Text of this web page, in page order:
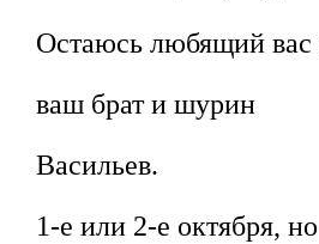
Остаюсь любящий вас
ваш брат и шурин
Васильев.
1-е или 2-е октября,